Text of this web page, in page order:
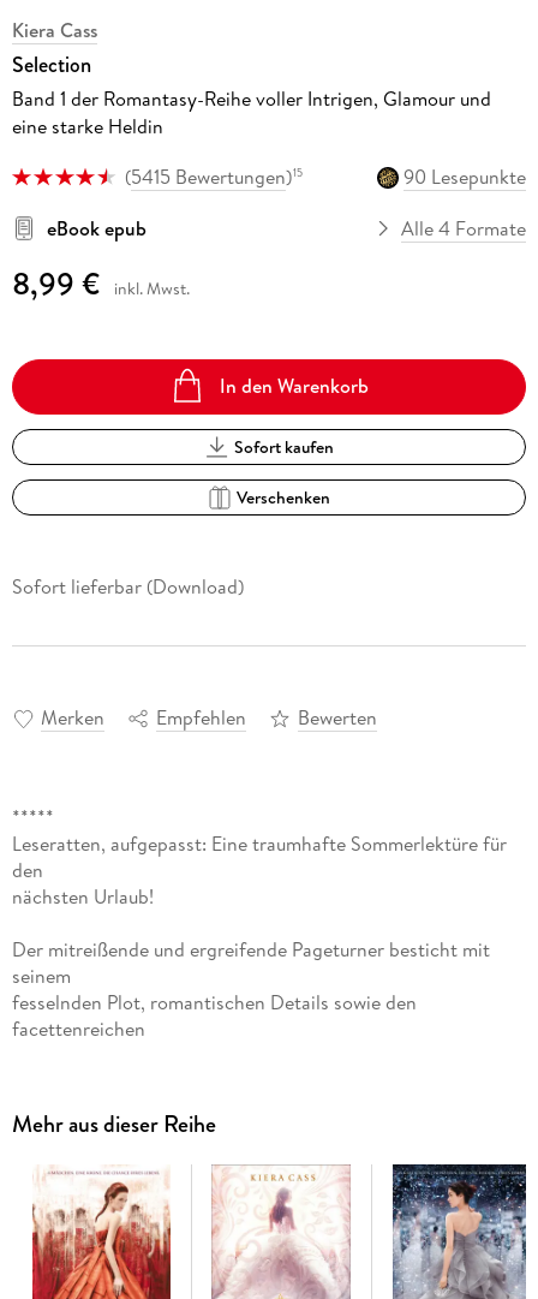
Kiera Cass
Selection
Band 1 der Romantasy-Reihe voller Intrigen, Glamour und
eine starke Heldin
(5415 Bewertungen)15
90 Lesepunkte
eBook epub
Alle 4 Formate
8,99 € inkl. Mwst.
In den Warenkorb
Sofort kaufen
Verschenken
Sofort lieferbar (Download)
Merken Empfehlen Bewerten
*****
Leseratten, aufgepasst: Eine traumhafte Sommerlektüre für
den
nächsten Urlaub!
Der mitreißende und ergreifende Pageturner besticht mit
seinem
fesselnden Plot, romantischen Details sowie den
facettenreichen
ein
modernes Märchen in dystopischem Setting, das man schwer
aus der
Hand legen kann.
Um ihre Familie aus der Armut zu retten, beschließt die
wunderschöne America zu drastischen Mitteln zu greifen.
Mehr aus dieser Reihe